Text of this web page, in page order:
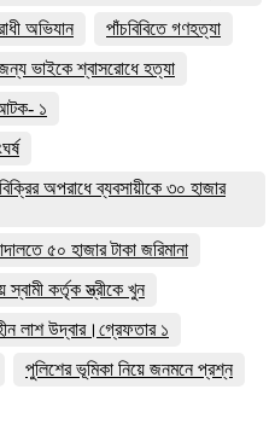
অভিযান
পাঁচবিবিতে গণহত্যা
ভাইকে শ্বাসরোধে হত্যা
১
অপরাধে ব্যবসায়ীকে ৩০ হাজার
৫০ হাজার টাকা জরিমানা
স্বামী কর্তৃক স্ত্রীকে খুন
লাশ উদ্বার।গ্রেফতার ১
পুলিশের ভূমিকা নিয়ে জনমনে প্রশ্ন